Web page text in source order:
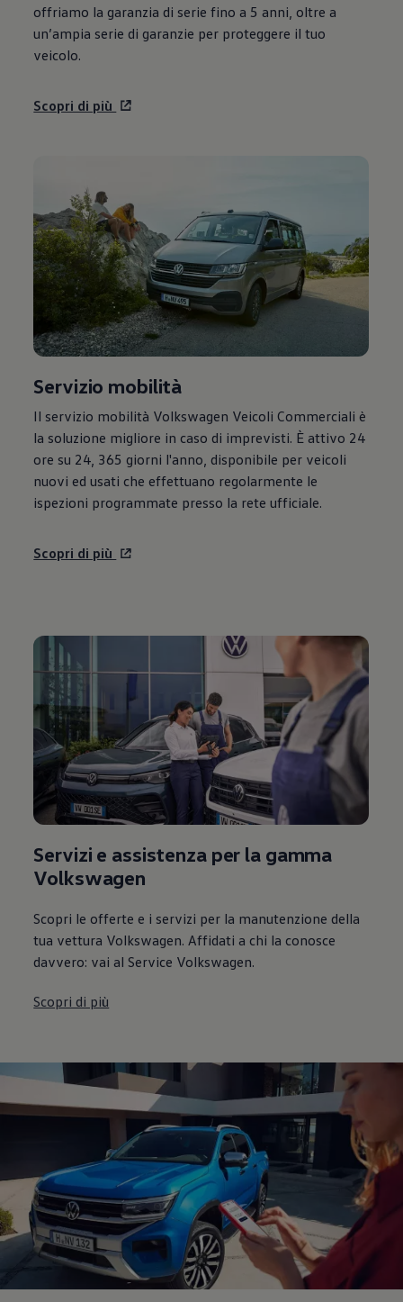
offriamo la garanzia di serie fino a 5 anni, oltre a
un’ampia serie di garanzie per proteggere il tuo
veicolo.
Scopri di più
Servizio mobilità
Il servizio mobilità Volkswagen Veicoli Commerciali è
la soluzione migliore in caso di imprevisti. È attivo 24
ore su 24, 365 giorni l'anno, disponibile per veicoli
nuovi ed usati che effettuano regolarmente le
ispezioni programmate presso la rete ufficiale.
Scopri di più
Servizi e assistenza per la gamma
Volkswagen
Scopri le offerte e i servizi per la manutenzione della
tua vettura Volkswagen. Affidati a chi la conosce
davvero: vai al Service Volkswagen.
Scopri di più